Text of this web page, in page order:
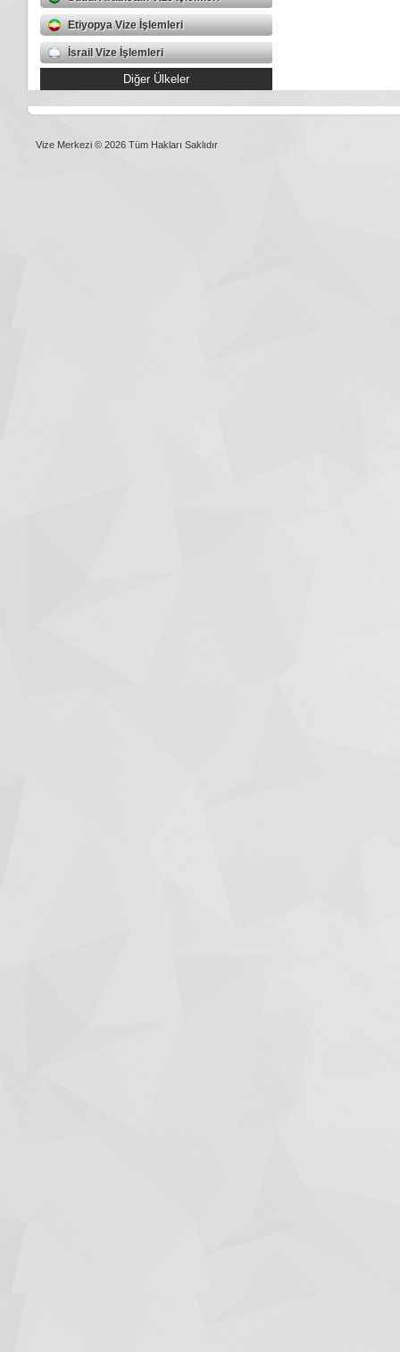
Etiyopya Vize İşlemleri
İsrail Vize İşlemleri
Diğer Ülkeler
Vize Merkezi © 2026 Tüm Hakları Saklıdır